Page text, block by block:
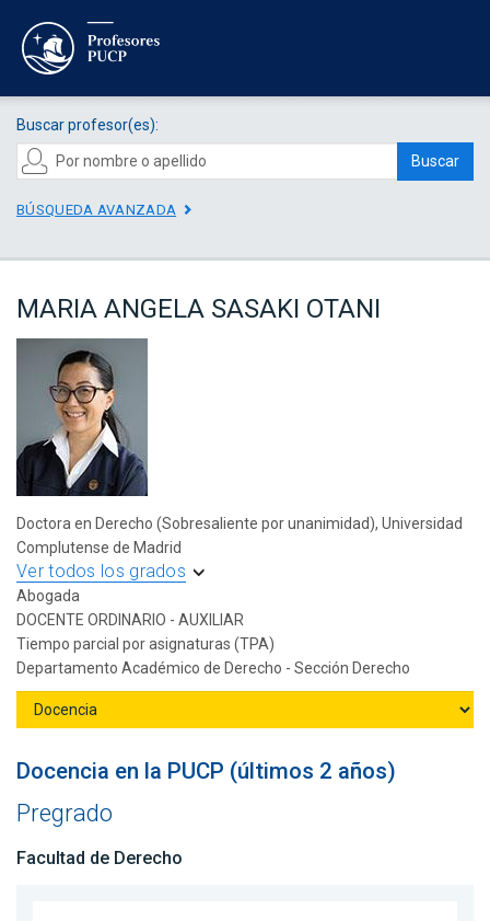
Buscar profesor(es):
Buscar
BÚSQUEDA AVANZADA
MARIA ANGELA SASAKI OTANI
Doctora en Derecho (Sobresaliente por unanimidad), Universidad
Complutense de Madrid
Ver todos los grados
Abogada
DOCENTE ORDINARIO - AUXILIAR
Tiempo parcial por asignaturas (TPA)
Departamento Académico de Derecho - Sección Derecho
Docencia en la PUCP (últimos 2 años)
Pregrado
Facultad de Derecho